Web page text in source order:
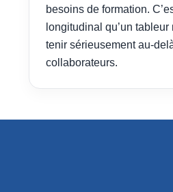
besoins de formation.
longitudinal qu’un
tenir sérieusement au-
collaborateurs.